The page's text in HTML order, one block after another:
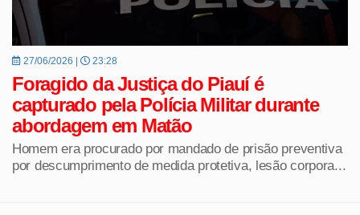
27/06/2026 | 23:28
Foragido da Justiça do Piauí é
capturado pela Polícia Militar durante
abordagem em Matão
Homem era procurado por mandado de prisão preventiva
por descumprimento de medida protetiva, lesão corpora...